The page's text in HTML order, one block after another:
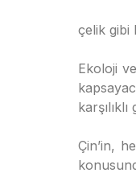
çelik gibi
Ekoloji
Çin’in,